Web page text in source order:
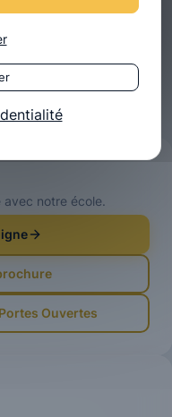
notre école.
Ouvertes